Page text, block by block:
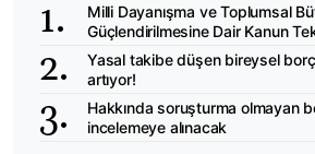
Milli Dayanışma ve Toplumsal
Güçlendirilmesine Dair Kanun
Yasal takibe düşen bireysel
artıyor!
Hakkında soruşturma olmayan
incelemeye alınacak